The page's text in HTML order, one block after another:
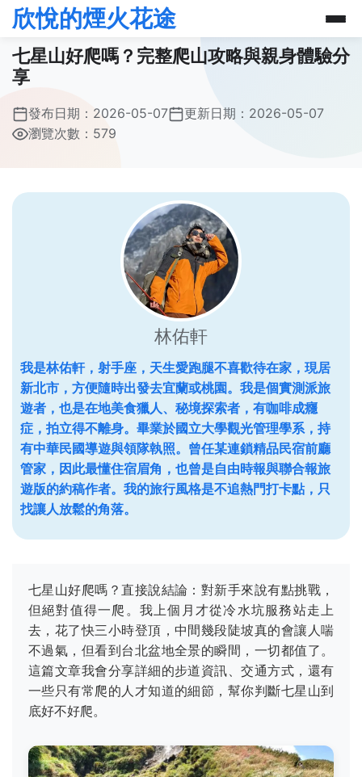
欣悅的煙火花途
七星山好爬嗎？完整爬山攻略與親身體驗分
享
發布日期： 2026-05-07 更新日期： 2026-05-07
瀏覽次數：579
林佑軒
我是林佑軒，射手座，天生愛跑腿不喜歡待在家，現居
新北市，方便隨時出發去宜蘭或桃園。我是個實測派旅
遊者，也是在地美食獵人、秘境探索者，有咖啡成癮
症，拍立得不離身。畢業於國立大學觀光管理學系，持
有中華民國導遊與領隊執照。曾任某連鎖精品民宿前廳
管家，因此最懂住宿眉角，也曾是自由時報與聯合報旅
遊版的約稿作者。我的旅行風格是不追熱門打卡點，只
找讓人放鬆的角落。
七星山好爬嗎？直接說結論：對新手來說有點挑戰，
但絕對值得一爬。我上個月才從冷水坑服務站走上
去，花了快三小時登頂，中間幾段陡坡真的會讓人喘
不過氣，但看到台北盆地全景的瞬間，一切都值了。
這篇文章我會分享詳細的步道資訊、交通方式，還有
一些只有常爬的人才知道的細節，幫你判斷七星山到
底好不好爬。